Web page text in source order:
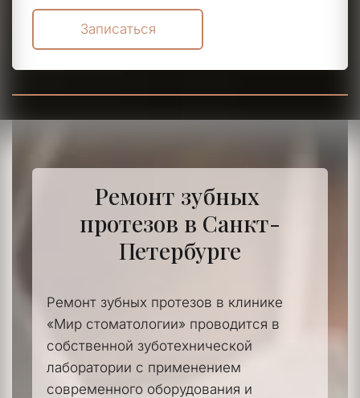
Записаться
Ремонт зубных
протезов в Санкт-
Петербурге
Ремонт зубных протезов в клинике
«Мир стоматологии» проводится в
собственной зуботехнической
лаборатории с применением
современного оборудования и